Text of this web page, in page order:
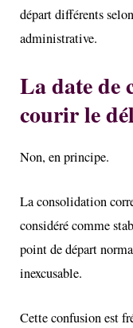
départ différents
administrative.
La date de
courir le
Non, en principe.
La consolidation
considéré comme
point de départ
inexcusable.
Cette confusion est